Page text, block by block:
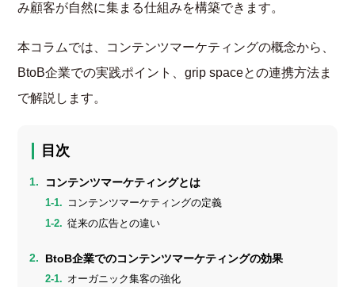
み顧客が自然に集まる仕組みを構築できます。
本コラムでは、コンテンツマーケティングの概念から、
BtoB企業での実践ポイント、grip spaceとの連携方法ま
で解説します。
目次
コンテンツマーケティングとは
コンテンツマーケティングの定義
従来の広告との違い
BtoB企業でのコンテンツマーケティングの効果
オーガニック集客の強化